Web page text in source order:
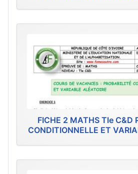
FICHE 2 MATHS Tle C&D
CONDITIONNELLE ET